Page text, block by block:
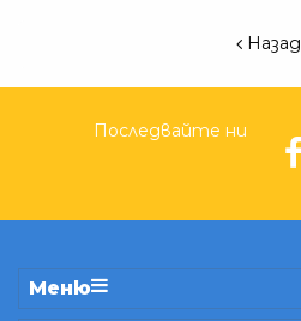
Назад
Последвайте ни
Меню